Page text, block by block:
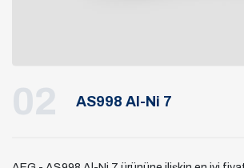
02 AS998 Al-Ni 7